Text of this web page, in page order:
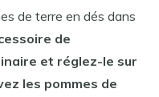
de terre en dés dans
de
et réglez-le sur
les pommes de